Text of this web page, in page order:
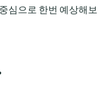
심으로 한번 예상해보